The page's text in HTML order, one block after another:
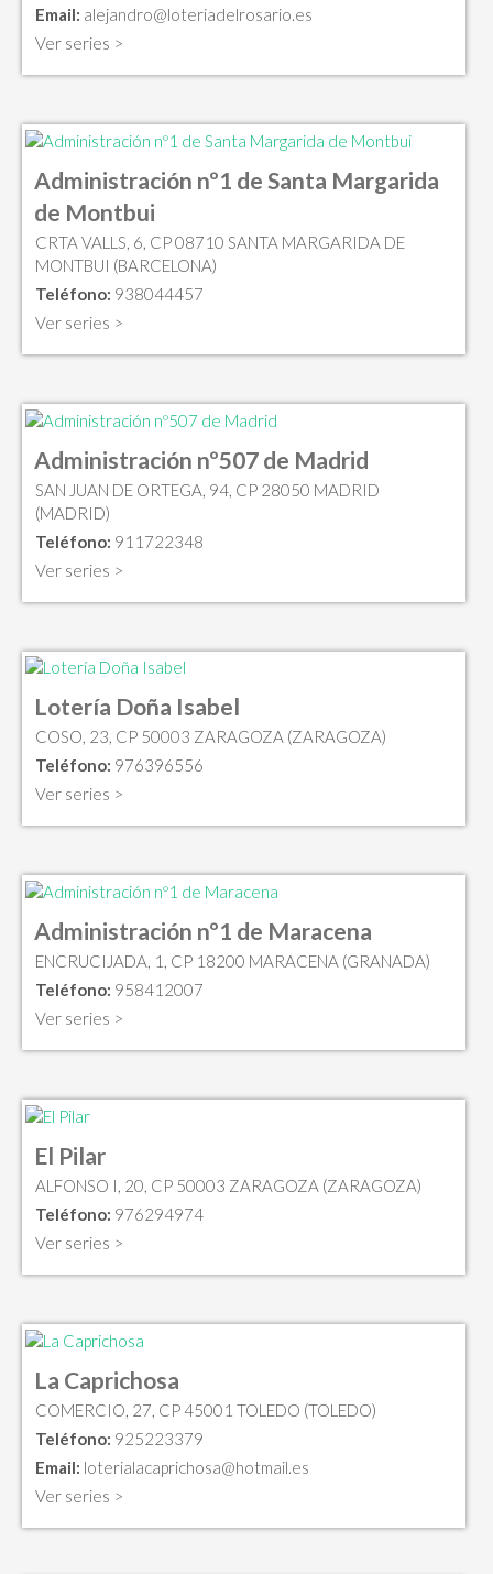
Email: alejandro@loteriadelrosario.es
Ver series >
Administración nº1 de Santa Margarida
de Montbui
CRTA VALLS, 6, CP 08710 SANTA MARGARIDA DE
MONTBUI (BARCELONA)
Teléfono: 938044457
Ver series >
Administración nº507 de Madrid
SAN JUAN DE ORTEGA, 94, CP 28050 MADRID
(MADRID)
Teléfono: 911722348
Ver series >
Lotería Doña Isabel
COSO, 23, CP 50003 ZARAGOZA (ZARAGOZA)
Teléfono: 976396556
Ver series >
Administración nº1 de Maracena
ENCRUCIJADA, 1, CP 18200 MARACENA (GRANADA)
Teléfono: 958412007
Ver series >
El Pilar
ALFONSO I, 20, CP 50003 ZARAGOZA (ZARAGOZA)
Teléfono: 976294974
Ver series >
La Caprichosa
COMERCIO, 27, CP 45001 TOLEDO (TOLEDO)
Teléfono: 925223379
Email: loterialacaprichosa@hotmail.es
Ver series >